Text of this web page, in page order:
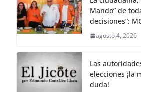
Mando” de
decisiones”:
agosto 4, 2026
Las
elecciones ¡la
duda!